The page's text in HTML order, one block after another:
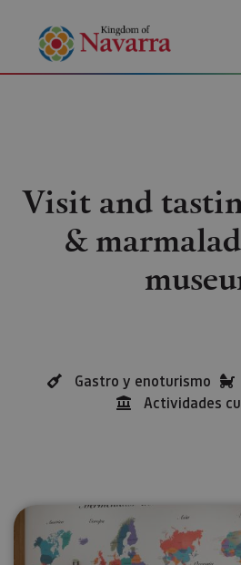
Visit and
&
Gastro y enoturismo
Actividades